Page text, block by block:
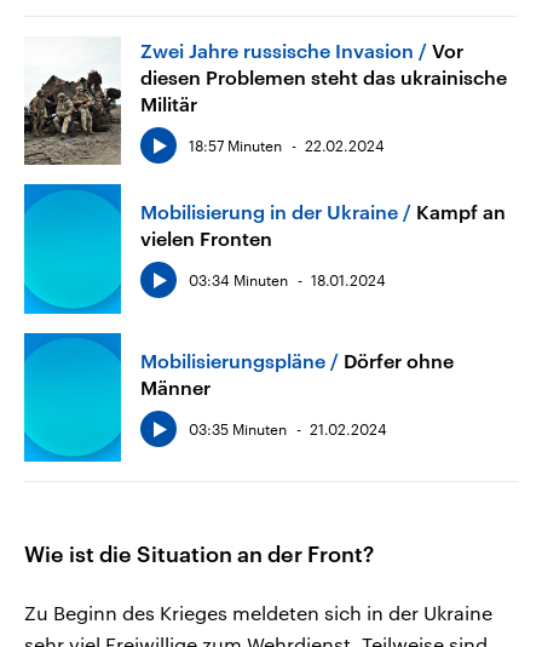
Zwei Jahre russische Invasion
Vor
diesen Problemen steht das ukrainische
Militär
18:57 Minuten 22.02.2024
Mobilisierung in der Ukraine
Kampf an
vielen Fronten
03:34 Minuten 18.01.2024
Mobilisierungspläne
Dörfer ohne
Männer
03:35 Minuten 21.02.2024
Wie ist die Situation an der Front?
Zu Beginn des Krieges meldeten sich in der Ukraine